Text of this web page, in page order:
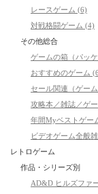
レースゲーム (6)
対戦格闘ゲーム (4)
その他総合
ゲームの箱（パッ
おすすめのゲーム
セール関連（ゲー
攻略本／雑誌／ゲ
年間Myベストゲー
ビデオゲーム全般
レトロゲーム
作品・シリーズ別
AD&D ヒルズファ